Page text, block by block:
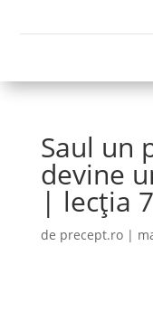
Saul un
devine
| lecția 7
de precept.ro|